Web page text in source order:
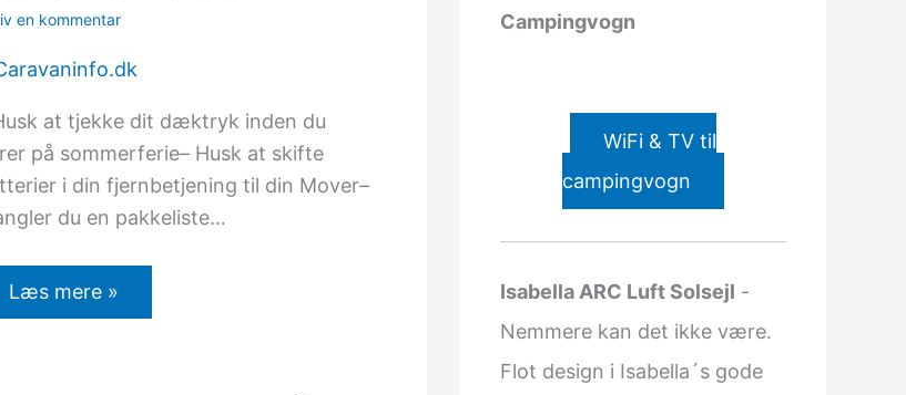
en kommentar
at tjekke dit dæktryk inden du
på sommerferie– Husk at skifte
i din fjernbetjening til din Mover–
du en pakkeliste…
Læs mere »
Campingvogn
WiFi & TV til
campingvogn
Isabella ARC Luft Solsejl -
Nemmere kan det ikke være.
Flot design i Isabella´s gode